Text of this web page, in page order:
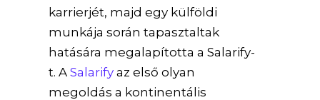
karrierjét, majd egy külföldi
munkája során tapasztaltak
hatására megalapította a Salarify-
t. ASalarify az első olyan
megoldás a kontinentális